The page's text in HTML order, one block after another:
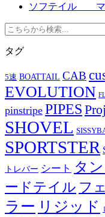
ソフテイル マ
タグ
5速 BOATTAIL CAB
EVOLUTION
pinstripe PIPES
SHOVEL
SPORTSTER
トレバー シート タ
ードテイル フ
ラー リジッド